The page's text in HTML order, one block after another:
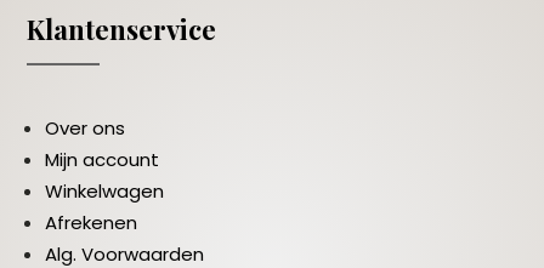
Klantenservice
Over ons
Mijn account
Winkelwagen
Afrekenen
Alg. Voorwaarden